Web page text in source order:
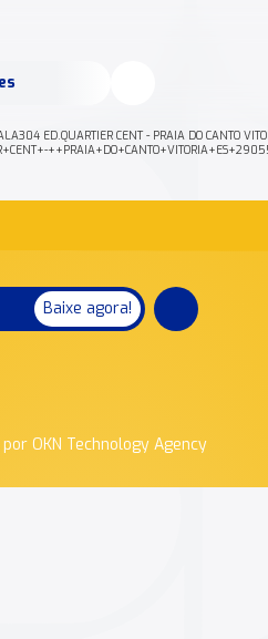
ED.QUARTIER CENT - PRAIA DO CANTO
Baixe agora!
OKN Technology Agency